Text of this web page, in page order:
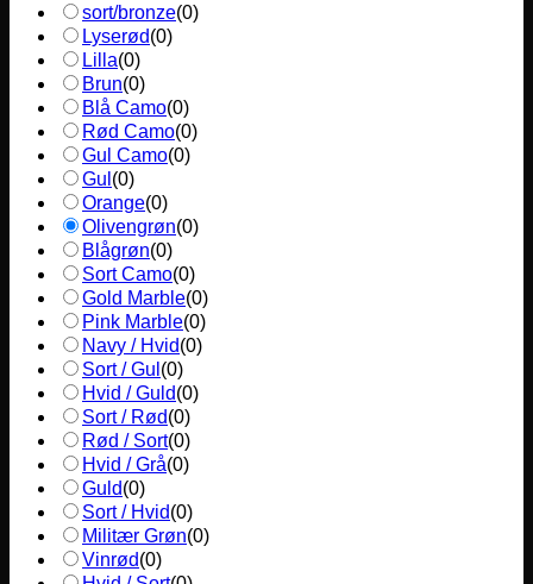
sort/bronze(0)
Lyserød(0)
Lilla(0)
Brun(0)
Blå Camo(0)
Rød Camo(0)
Gul Camo(0)
Gul (0)
Orange(0)
Olivengrøn(0)
Blågrøn(0)
Sort Camo(0)
Gold Marble(0)
Pink Marble(0)
Navy / Hvid(0)
Sort / Gul (0)
Hvid / Guld(0)
Sort / Rød(0)
Rød / Sort(0)
Hvid / Grå(0)
Guld(0)
Sort / Hvid(0)
Militær Grøn(0)
Vinrød(0)